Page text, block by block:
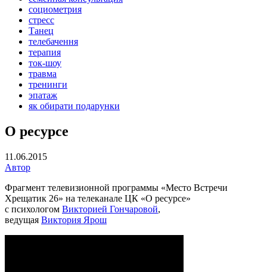
социометрия
стресс
Танец
телебачення
терапия
ток-шоу
травма
тренинги
эпатаж
як обирати подарунки
О ресурсе
11.06.2015
Автор
Фрагмент телевизионной программы «Место Встречи
Хрещатик 26» на телеканале ЦК «О ресурсе»
с психологом Викторией Гончаровой,
ведущая Виктория Ярош